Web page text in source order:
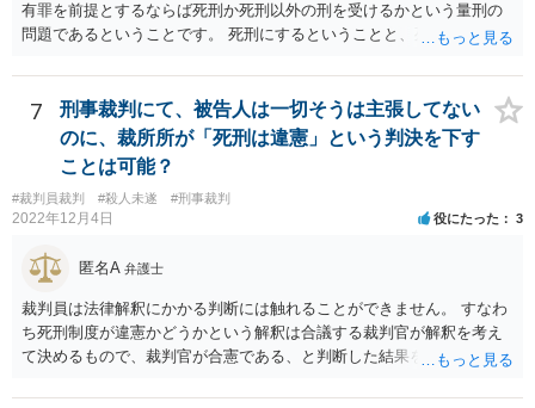
有罪を前提とするならば死刑か死刑以外の刑を受けるかという量刑の
問題であるということです。 死刑にするということと、死刑の方法に
いう前提としても、仮に絞首刑が残虐な方法であって憲法に違反する
ならば絞首刑によっては死刑にすることができません。 例えば薬を飲
ませることによって死に至らしめる方法は残虐ではない、となるかも
しれませんので、この方法なら死刑を行えるということになります。
そのため、死刑にすべきではないということと、死刑の方法を絞首刑
にすべきではない、という話は少し段階が違う話となると思います。
7
刑事裁判にて、被告人は一切そうは主張してない
のに、裁所所が「死刑は違憲」という判決を下す
ことは可能？
#裁判員裁判 #殺人未遂 #刑事裁判
2022年12月4日 役にたった 3
匿名A 弁護士
裁判員は法律解釈にかかる判断には触れることができません。 すなわ
ち死刑制度が違憲かどうかという解釈は合議する裁判官が解釈を考え
て決めるもので、裁判官が合憲である、と判断した結果を前提として
とはできないものと考えられます。 裁判員の参加する刑事裁判に関す